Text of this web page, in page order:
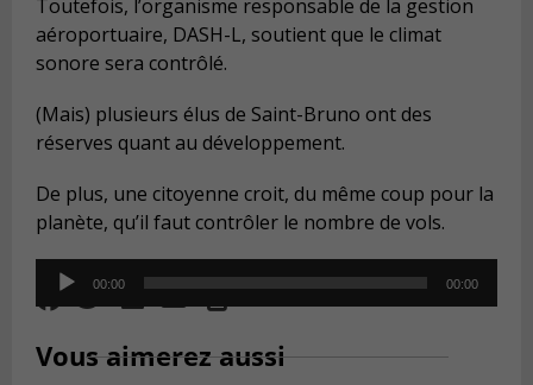
Toutefois, l’organisme responsable de la gestion
aéroportuaire, DASH-L, soutientque le climat
sonore sera contrôlé.
(Mais) plusieurs élus de Saint-Bruno ont des
réserves quant au développement.
De plus, une citoyenne croit, du même coup pour la
planète, qu’il faut contrôler le nombre de vols.
Audio
Player
00:00 00:00
Vous aimerez aussi